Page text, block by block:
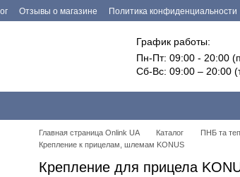
Отзывы о магазине Политика конфиденциальности
График работы:
Пн-Пт: 09:00 - 20:00
Сб-Вс: 09:00 – 20:00
Главная страница Onlink UA Каталог ПНБ та
Крепление к прицелам, шлемам KONUS
Крепление для прицела